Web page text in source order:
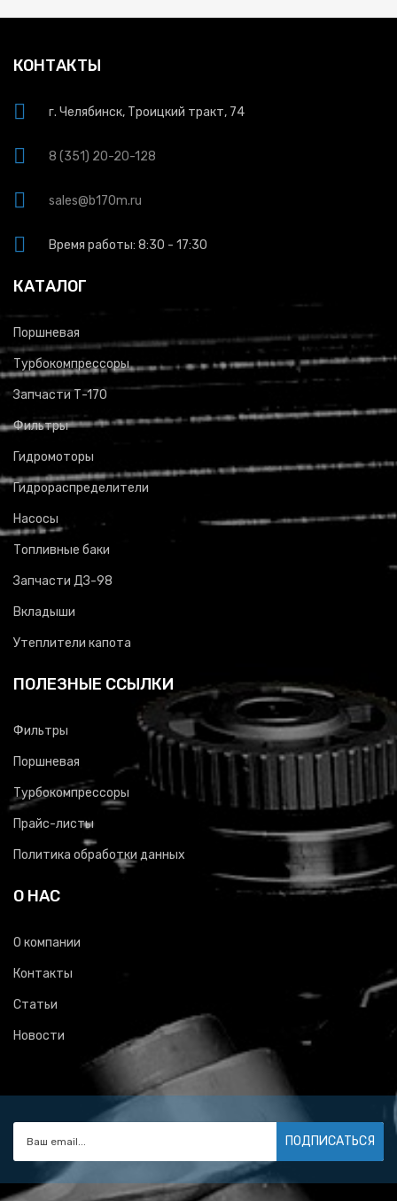
КОНТАКТЫ
г. Челябинск, Троицкий тракт, 74
8 (351) 20-20-128
sales@b170m.ru
Время работы: 8:30 - 17:30
КАТАЛОГ
Поршневая
Турбокомпрессоры
Запчасти Т-170
Фильтры
Гидромоторы
Гидрораспределители
Насосы
Топливные баки
Запчасти ДЗ-98
Вкладыши
Утеплители капота
ПОЛЕЗНЫЕ ССЫЛКИ
Фильтры
Поршневая
Турбокомпрессоры
Прайс-листы
Политика обработки данных
О НАС
О компании
Контакты
Статьи
Новости
ПОДПИСАТЬСЯ